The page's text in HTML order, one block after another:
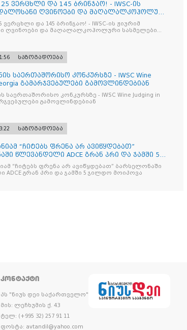
ვერცხლი და 145 ბრინჯაო! - IWSC-ის
ღვინოები და მაღალალკოჰოლური
ვერცხლი და 145 ბრინჯაო! - IWSC-ის ჟიურიმ
სასმელები
საზოგადოება
საერთაშორისო კონკურსზე - IWSC Wine
გამარჯვებულები გამოვლინდებიან
კონკურსზე - IWSC Wine Judging in
გამოვლინდებიან
საზოგადოება
“ჩიტებს ფრენა არ ავიწყდებათ”
წლევანდელი ADCE გრან პრი და ჯამში 5
“ჩიტებს ფრენა არ ავიწყდებათ” ბარსელონაში
წლევანდელი ADCE გრან პრი და ჯამში 5 ჯილდო მოიპოვა
ᲙᲝᲜᲢᲐᲥᲢᲘ
პს "ნიუს დეი საქართველო"
მის: ლეჩხუმის ქ. 43
ტელ: (+995 32) 257 91 11
ფოსტა: avtandil@yahoo.com